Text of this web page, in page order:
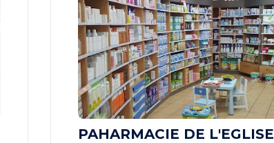
PAHARMACIE DE L'EGLISE